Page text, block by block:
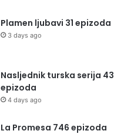
Plamen ljubavi 31 epizoda
3 days ago
Nasljednik turska serija 43
epizoda
4 days ago
La Promesa 746 epizoda